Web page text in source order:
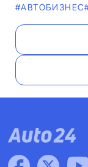
#AВТОБИЗНЕС